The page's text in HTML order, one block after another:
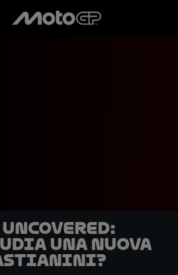
Uncovered:
una nuova